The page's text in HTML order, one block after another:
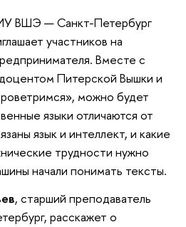
ВШЭ — Санкт-Петербург
участников на
Вместе с
Питерской Вышки и
можно будет
языки отличаются от
язык и интеллект, и какие
трудности нужно
начали понимать тексты.
, старший преподаватель
расскажет о